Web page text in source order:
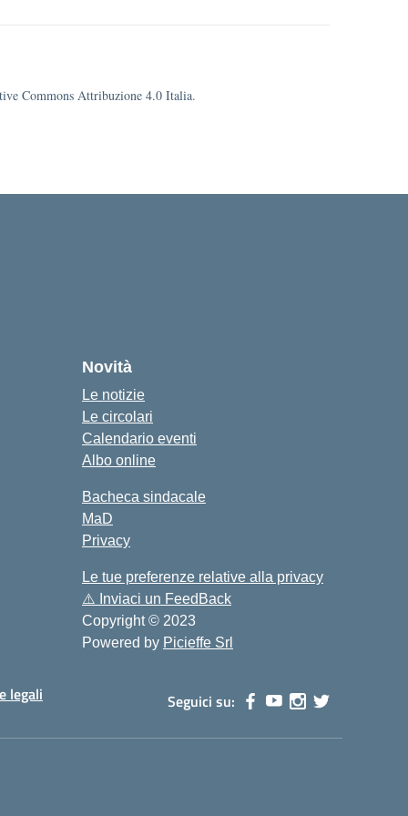
Commons Attribuzione 4.0 Italia.
Novità
Le notizie
Le circolari
Calendario eventi
Albo online
Bacheca sindacale
MaD
Privacy
Le tue preferenze relative alla privacy
⚠️ Inviaci un FeedBack
Copyright © 2023
Powered by Picieffe Srl
legali Seguici su: